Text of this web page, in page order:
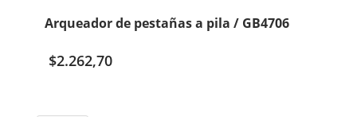
Arqueador de pestañas a pila / GB4706
$2.262,70